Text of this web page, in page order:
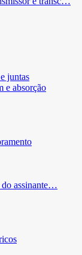
juntas
e absorção
do assinante…